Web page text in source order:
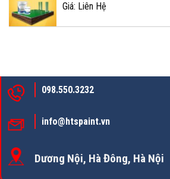
Giá: Liên Hệ
098.550.3232
info@htspaint.vn
Dương Nội, Hà Đông, Hà Nội